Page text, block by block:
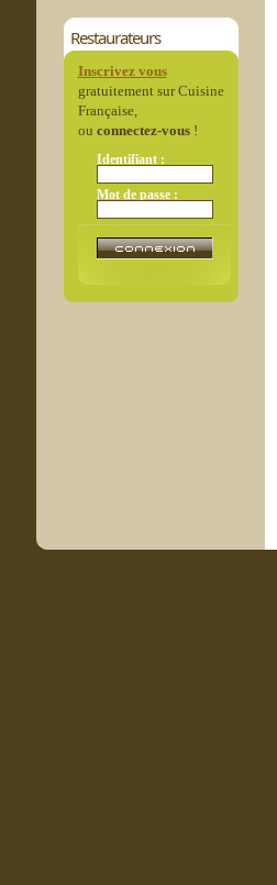
Restaurateurs
Inscrivez vous
gratuitement sur Cuisine
Française,
ou connectez-vous!
Identifiant :
Mot de passe :